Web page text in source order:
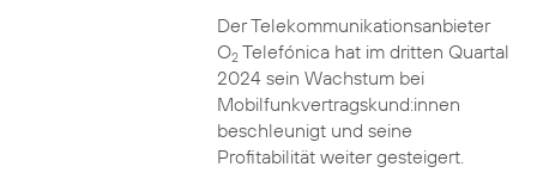
Der Telekommunikationsanbieter
O2Telefónica hat im dritten Quartal
2024 sein Wachstum bei
Mobilfunkvertragskund:innen
beschleunigt und seine
Profitabilität weiter gesteigert.